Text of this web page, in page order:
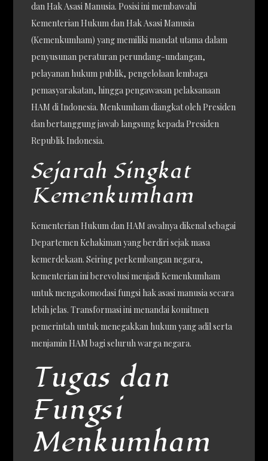
dan Hak Asasi Manusia. Posisi ini membawahi
Kementerian Hukum dan Hak Asasi Manusia
(Kemenkumham) yang memiliki mandat utama dalam
penyusunan peraturan perundang-undangan,
pelayanan hukum publik, pengelolaan lembaga
pemasyarakatan, hingga pengawasan pelaksanaan
HAM di Indonesia. Menkumham diangkat oleh Presiden
dan bertanggung jawab langsung kepada Presiden
Republik Indonesia.
Sejarah Singkat
Kemenkumham
Kementerian Hukum dan HAM awalnya dikenal sebagai
Departemen Kehakiman yang berdiri sejak masa
kemerdekaan. Seiring perkembangan negara,
kementerian ini berevolusi menjadi Kemenkumham
untuk mengakomodasi fungsi hak asasi manusia secara
lebih jelas. Transformasi ini menandai komitmen
pemerintah untuk menegakkan hukum yang adil serta
menjamin HAM bagi seluruh warga negara.
Tugas dan
Fungsi
Menkumham